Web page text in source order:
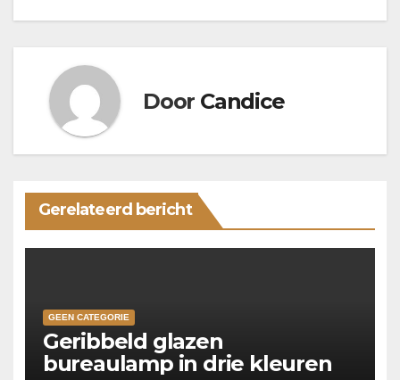
Door Candice
Gerelateerd bericht
GEEN CATEGORIE
Geribbeld glazen
bureaulamp in drie kleuren